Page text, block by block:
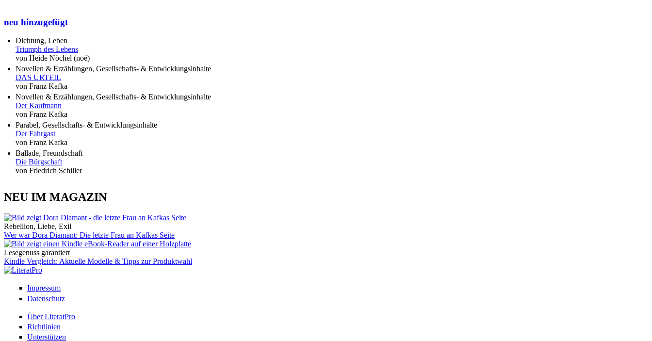
neu hinzugefügt
Dichtung, Leben
Triumph des Lebens
von Heide Nöchel (noé)
Novellen & Erzählungen, Gesellschafts- & Entwicklungsinhalte
DAS URTEIL
von Franz Kafka
Novellen & Erzählungen, Gesellschafts- & Entwicklungsinhalte
Der Kaufmann
von Franz Kafka
Parabel, Gesellschafts- & Entwicklungsinhalte
Der Fahrgast
von Franz Kafka
Ballade, Freundschaft
Die Bürgschaft
von Friedrich Schiller
NEU IM MAGAZIN
Rebellion, Liebe, Exil
Wer war Dora Diamant: Die letzte Frau an Kafkas Seite
Lesegenuss garantiert
Kindle Vergleich: Aktuelle Modelle & Tipps zur Produktwahl
Impressum
Datenschutz
Über LiteratPro
Richtlinien
Unterstützen